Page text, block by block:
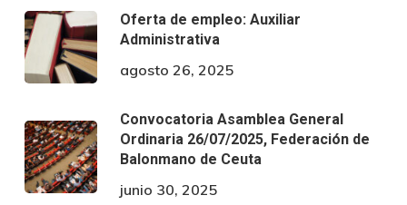
Oferta de empleo: Auxiliar
Administrativa
agosto 26, 2025
Convocatoria Asamblea General
Ordinaria 26/07/2025, Federación de
Balonmano de Ceuta
junio 30, 2025